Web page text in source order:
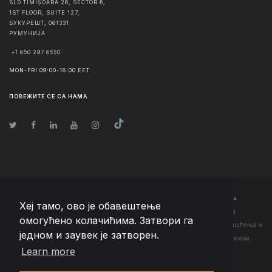
Хеј тамо, ово је обавештење
омогућено колачићима. Затвори га
једном и заувек је затворен.
Learn more
BLD TIMIȘOARA 26, SECTOR 6,
1ST FLOOR, SUITE 127,
БУКУРЕШТ
061331
РУМУНИЈА
+1 650 297 6550
MON-FRI 09:00-18:00 EET
ПОВЕЖИТЕ СЕ СА НАМА
- Сва права задржана
Changelog● Коришћењем ове странице слажете се са нашим <а
href="https://teamextension.rs/sr/pravni/uslovi-koriscenja">Условима коришћења и
<а href="https://teamextension.rs/sr/pravni/pravila-privatnosti">Политиком